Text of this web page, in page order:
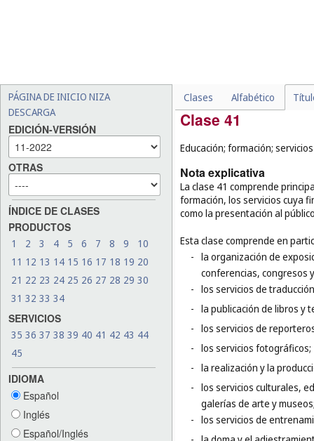
PÁGINA DE INICIO NIZA
DESCARGA
EDICIÓN-VERSIÓN
OTRAS
ÍNDICE DE CLASES
PRODUCTOS
1 2 3 4 5 6 7 8 9
10
11 12 13 14 15 16 17 18 19 20
21 22 23 24 25 26 27 28 29 30
31 32 33 34
SERVICIOS
35 36 37 38 39 40 41 42 43 44
45
IDIOMA
Español
Inglés
Español/Inglés
Clases Alfabético
la decoración de
Clase 41
Educación; formación;
Nota explicativa
La clase 41 comprende
formación, los servicios cuya
como la presentación al
Esta clase comprende en
- la organización de
conferencias, congresos
- los servicios de
- la publicación de libros y
- los servicios de
- los servicios fotográficos;
- la realización y la
- los servicios culturales,
galerías de arte y
- los servicios de